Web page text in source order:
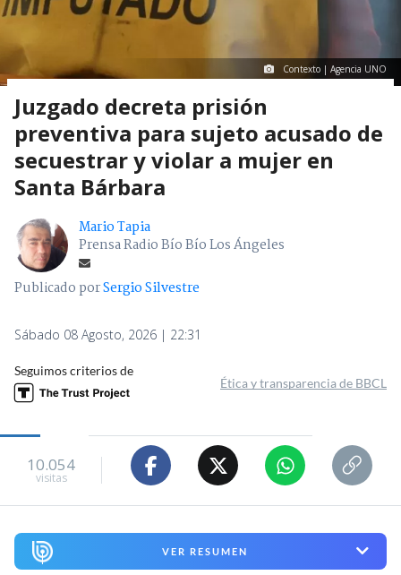
Contexto | Agencia UNO
Juzgado decreta prisión
preventiva para sujeto acusado de
secuestrar y violar a mujer en
Santa Bárbara
Mario Tapia
Prensa Radio Bío Bío Los Ángeles
Publicado porSergio Silvestre
Sábado 08 Agosto, 2026 | 22:31
Seguimos criterios de
Ética y transparencia de BBCL
10.054
visitas
VER RESUMEN